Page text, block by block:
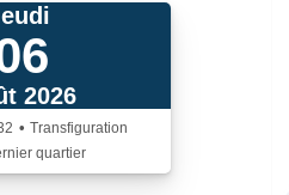
iCalendrier
2026
• Transfiguration
quartier